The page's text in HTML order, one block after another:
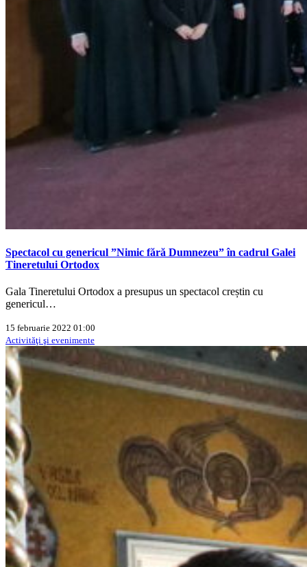
Spectacol cu genericul ”Nimic fără Dumnezeu” în cadrul Galei
Tineretului Ortodox
Gala Tineretului Ortodox a presupus un spectacol creștin cu
genericul…
15 februarie 2022 01:00
Activităţi şi evenimente